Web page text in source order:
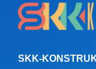
SKK-